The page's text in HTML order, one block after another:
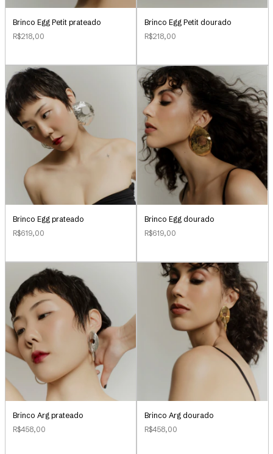
Brinco Egg Petit prateado
R$218,00
Brinco Egg Petit dourado
R$218,00
Brinco Egg prateado
R$619,00
Brinco Egg dourado
R$619,00
Brinco Arg prateado
R$458,00
Brinco Arg dourado
R$458,00